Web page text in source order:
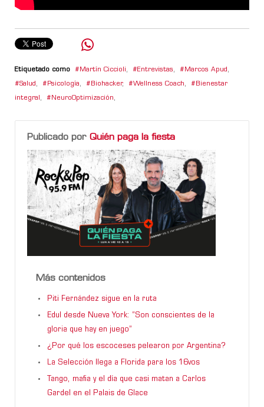
Etiquetado como Martín Ciccioli, Entrevistas, Marcos Apud ,
Salud , Psicología, Biohacker, Wellness Coach, Bienestar
integral , NeuroOptimización,
Publicado por Quién paga la fiesta
Más contenidos
Piti Fernández sigue en la ruta
Edul desde Nueva York: “Son conscientes de la
gloria que hay en juego”
¿Por qué los escoceses pelearon por Argentina?
La Selección llega a Florida para los 16vos
Tango, mafia y el día que casi matan a Carlos
Gardel en el Palais de Glace